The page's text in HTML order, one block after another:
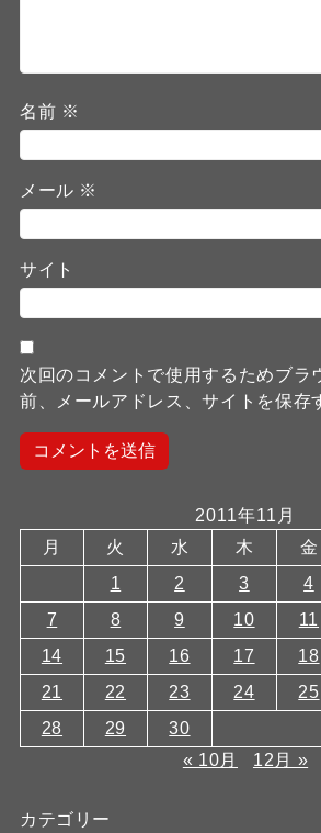
名前 ※
メール ※
サイト
次回のコメントで使用するためブラ
前、メールアドレス、サイトを保存
2011年11月
月
火 水 木 金
1
2 3 4
7
8 9 10 11
14
15 16 17 18
21
22 23 24 25
28
29
30
« 10月
12月 »
カテゴリー